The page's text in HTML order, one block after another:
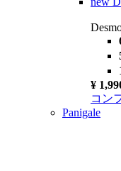
¥
コン
Panigale